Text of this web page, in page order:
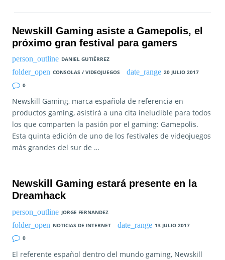
Newskill Gaming asiste a Gamepolis, el
próximo gran festival para gamers
DANIEL GUTIÉRREZ
CONSOLAS / VIDEOJUEGOS
20 JULIO 2017
0
Newskill Gaming, marca española de referencia en
productos gaming, asistirá a una cita ineludible para todos
los que comparten la pasión por el gaming: Gamepolis.
Esta quinta edición de uno de los festivales de videojuegos
más grandes del sur de …
Newskill Gaming estará presente en la
Dreamhack
JORGE FERNANDEZ
NOTICIAS DE INTERNET
13 JULIO 2017
0
El referente español dentro del mundo gaming, Newskill